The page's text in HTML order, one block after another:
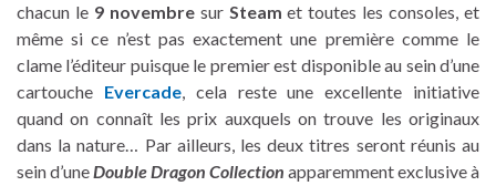
chacun le 9 novembresur Steam et toutes les consoles, et
même si ce n’est pas exactement une première comme le
clame l’éditeur puisque le premier est disponible au sein d’une
cartouche Evercade, cela reste une excellente initiative
quand on connaît les prix auxquels on trouve les originaux
dans la nature… Par ailleurs, les deux titres seront réunis au
sein d’uneDouble Dragon Collection apparemment exclusive à